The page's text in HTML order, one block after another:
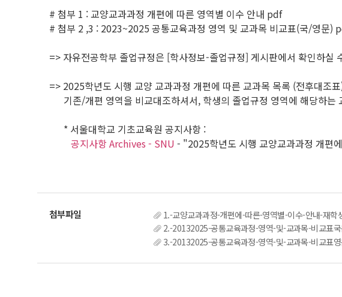
# 첨부 1 : 교양교과과정 개편에 따른 영역별 이수 안내 pdf
# 첨부 2 ,3 : 2023~2025 공통교육과정 영역 및 교과목 비교표(국/영문)
=> 자유전공학부 졸업규정은 [학사정보-졸업규정] 게시판에서 확인하실
=> 2025학년도 시행 교양 교과과정 개편에 따른 교과목 목록 (전후대조
기존/개편 영역을 비교대조하셔서, 학생의 졸업규정 영역에 해당하는
* 서울대학교 기초교육원 공지사항 :
공지사항 Archives - SNU - "2025학년도 시행 교양교과과정 개편
1.-교양교과과정-개편에-따른-영역별-이수-안내-재
2.-20132025-공통교육과정-영역-및-교과목-비교표
3.-20132025-공통교육과정-영역-및-교과목-비교표